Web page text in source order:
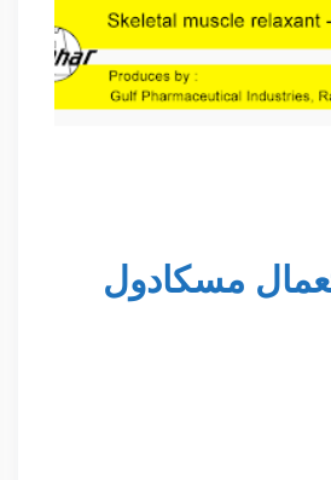
مسكادول